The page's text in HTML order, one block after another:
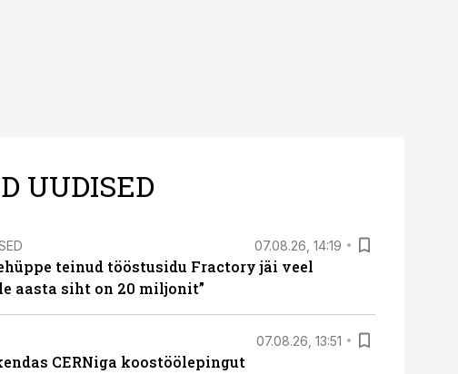
UUDISED
07.08.26, 14:19
teinud tööstusidu Fractory jäi veel
aasta siht on 20 miljonit”
07.08.26, 13:51
CERNiga koostöölepingut